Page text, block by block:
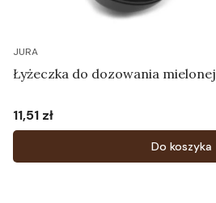
JURA
Łyżeczka do dozowania
Cena
11,51 zł
Do koszyka